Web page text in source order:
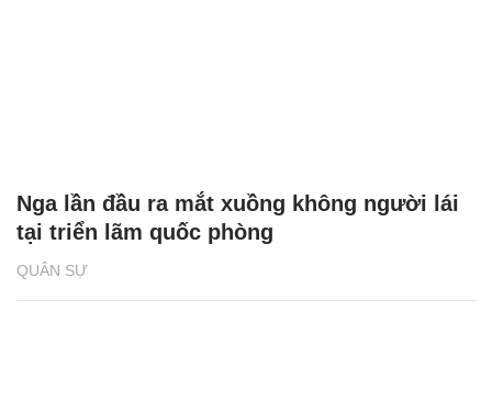
QUÂN SỰ
Nga lần đầu ra mắt xuồng không người lái
tại triển lãm quốc phòng